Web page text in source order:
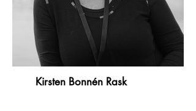
Kirsten Bonnén Rask